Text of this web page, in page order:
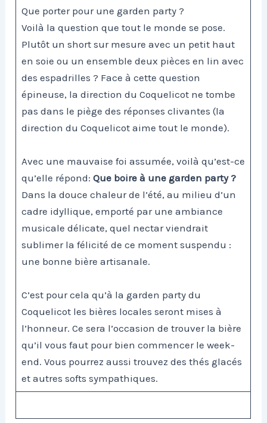
Que porter pour une garden party ?
Voilà la question que tout le monde se pose.
Plutôt un short sur mesure avec un petit haut
en soie ou un ensemble deux pièces en lin avec
des espadrilles ? Face à cette question
épineuse, la direction du Coquelicot ne tombe
pas dans le piège des réponses clivantes (la
direction du Coquelicot aime tout le monde).
Avec une mauvaise foi assumée, voilà qu’est-ce
qu’elle répond: Que boire à une garden party ?
Dans la douce chaleur de l’été, au milieu d’un
cadre idyllique, emporté par une ambiance
musicale délicate, quel nectar viendrait
sublimer la félicité de ce moment suspendu :
une bonne bière artisanale.
C’est pour cela qu’à la garden party du
Coquelicot les bières locales seront mises à
l’honneur. Ce sera l’occasion de trouver la bière
qu’il vous faut pour bien commencer le week-
end. Vous pourrez aussi trouvez des thés glacés
et autres softs sympathiques.